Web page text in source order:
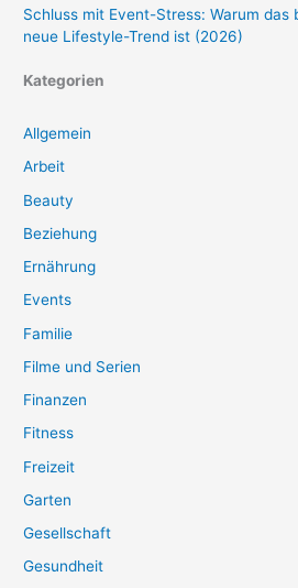
Schluss mit Event-Stress: Warum das
neue Lifestyle-Trend ist (2026)
Kategorien
Allgemein
Arbeit
Beauty
Beziehung
Ernährung
Events
Familie
Filme und Serien
Finanzen
Fitness
Freizeit
Garten
Gesellschaft
Gesundheit